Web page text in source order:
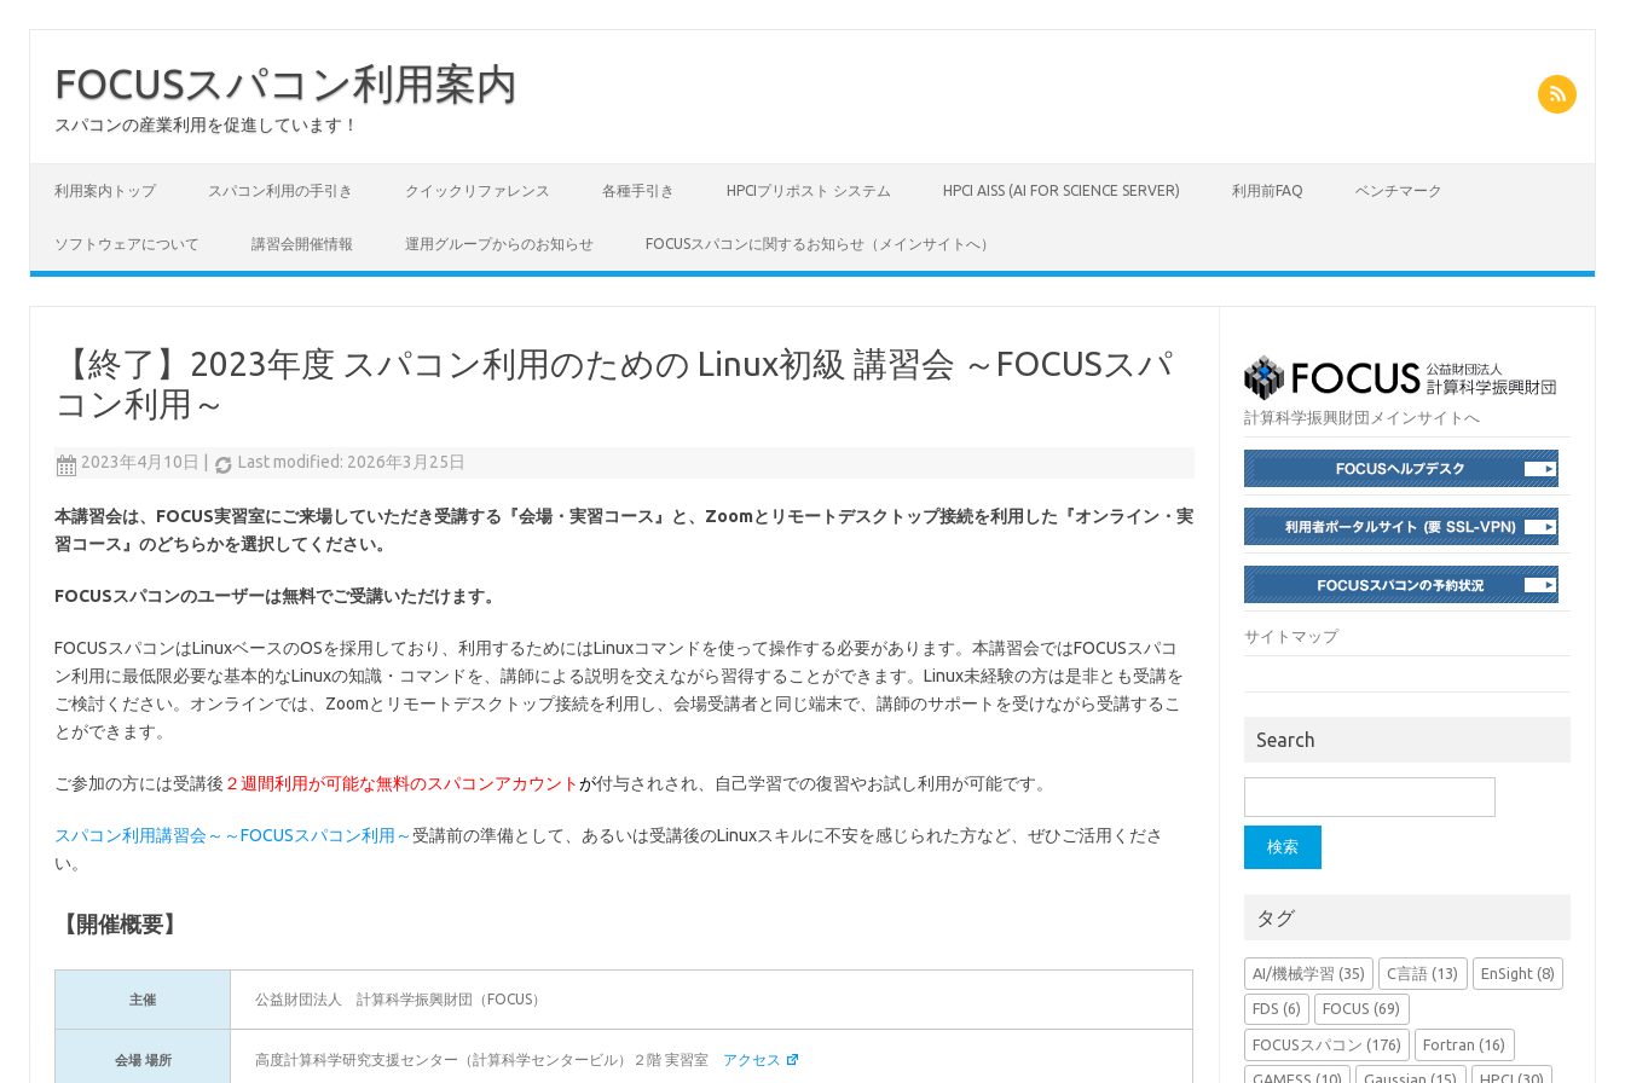
FOCUSスパコン利用案内
スパコンの産業利用を促進しています！
利用案内トップ スパコン利用の手引き クイックリファレンス 各種手引き HPCIプリポスト システム HPCI AISS (AI FOR SCIENCE SERVER) 利用前FAQ ベンチマーク
ソフトウェアについて 講習会開催情報 運用グループからのお知らせ FOCUSスパコンに関するお知らせ（メインサイトへ）
【終了】2023年度 スパコン利用のための Linux初級 講習会 ～FOCUSスパ
コン利用～
2023年4月10日 Last modified: 2026年3月25日
本講習会は、FOCUS実習室にご来場していただき受講する『会場・実習コース』と、Zoomとリモートデスクトップ接続を利用した『オンライン・実
習コース』のどちらかを選択してください。
FOCUSスパコンのユーザーは無料でご受講いただけます。
FOCUSスパコンはLinuxベースのOSを採用しており、利用するためにはLinuxコマンドを使って操作する必要があります。本講習会ではFOCUSスパコ
ン利用に最低限必要な基本的なLinuxの知識・コマンドを、講師による説明を交えながら習得することができます。Linux未経験の方は是非とも受講を
ご検討ください。オンラインでは、Zoomとリモートデスクトップ接続を利用し、会場受講者と同じ端末で、講師のサポートを受けながら受講するこ
とができます。
ご参加の方には受講後 ２週間利用が可能な無料のスパコンアカウントが付与されされ、自己学習での復習やお試し利用が可能です。
スパコン利用講習会～～FOCUSスパコン利用～受講前の準備として、あるいは受講後のLinuxスキルに不安を感じられた方など、ぜひご活用くださ
い。
【開催概要】
主催 公益財団法人 計算科学振興財団（FOCUS）
会場 場所 高度計算科学研究支援センター（計算科学センタービル）２階 実習室 アクセス
計算科学振興財団メインサイトへ
サイトマップ
Search
索:
タグ
AI/機械学習 (35) C言語 (13) EnSight (8)
FDS (6) FOCUS (69)
FOCUSスパコン (176) Fortran (16)